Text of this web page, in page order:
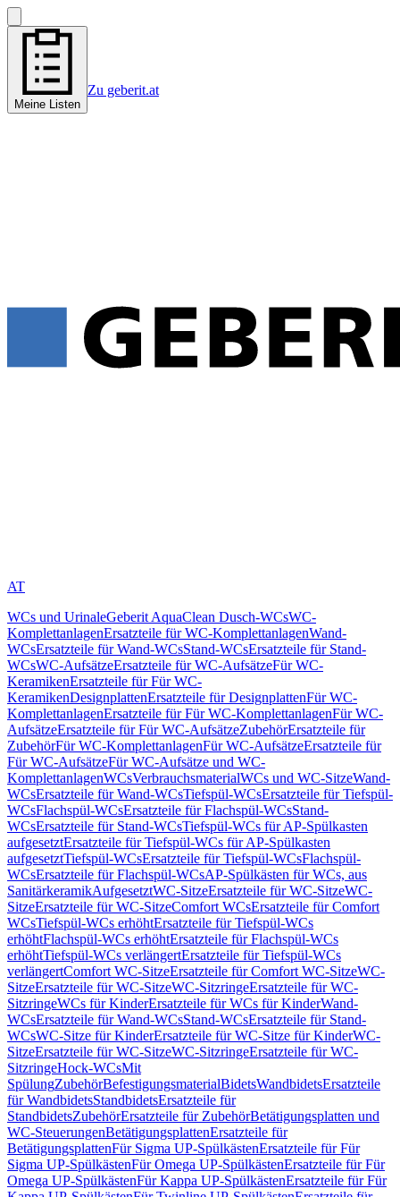
Meine Listen
Zu geberit.at
AT
WCs und UrinaleGeberit AquaClean Dusch-WCsWC-
KomplettanlagenErsatzteile für WC-KomplettanlagenWand-
WCsErsatzteile für Wand-WCsStand-WCsErsatzteile für Stand-
WCsWC-AufsätzeErsatzteile für WC-AufsätzeFür WC-
KeramikenErsatzteile für Für WC-
KeramikenDesignplattenErsatzteile für DesignplattenFür WC-
KomplettanlagenErsatzteile für Für WC-KomplettanlagenFür WC-
AufsätzeErsatzteile für Für WC-AufsätzeZubehörErsatzteile für
ZubehörFür WC-KomplettanlagenFür WC-AufsätzeErsatzteile für
Für WC-AufsätzeFür WC-Aufsätze und WC-
KomplettanlagenWCsVerbrauchsmaterialWCs und WC-SitzeWand-
WCsErsatzteile für Wand-WCsTiefspül-WCsErsatzteile für Tiefspül-
WCsFlachspül-WCsErsatzteile für Flachspül-WCsStand-
WCsErsatzteile für Stand-WCsTiefspül-WCs für AP-Spülkasten
aufgesetztErsatzteile für Tiefspül-WCs für AP-Spülkasten
aufgesetztTiefspül-WCsErsatzteile für Tiefspül-WCsFlachspül-
WCsErsatzteile für Flachspül-WCsAP-Spülkästen für WCs, aus
SanitärkeramikAufgesetztWC-SitzeErsatzteile für WC-SitzeWC-
SitzeErsatzteile für WC-SitzeComfort WCsErsatzteile für Comfort
WCsTiefspül-WCs erhöhtErsatzteile für Tiefspül-WCs
erhöhtFlachspül-WCs erhöhtErsatzteile für Flachspül-WCs
erhöhtTiefspül-WCs verlängertErsatzteile für Tiefspül-WCs
verlängertComfort WC-SitzeErsatzteile für Comfort WC-SitzeWC-
SitzeErsatzteile für WC-SitzeWC-SitzringeErsatzteile für WC-
SitzringeWCs für KinderErsatzteile für WCs für KinderWand-
WCsErsatzteile für Wand-WCsStand-WCsErsatzteile für Stand-
WCsWC-Sitze für KinderErsatzteile für WC-Sitze für KinderWC-
SitzeErsatzteile für WC-SitzeWC-SitzringeErsatzteile für WC-
SitzringeHock-WCsMit
SpülungZubehörBefestigungsmaterialBidetsWandbidetsErsatzteile
für WandbidetsStandbidetsErsatzteile für
StandbidetsZubehörErsatzteile für ZubehörBetätigungsplatten und
WC-SteuerungenBetätigungsplattenErsatzteile für
BetätigungsplattenFür Sigma UP-SpülkästenErsatzteile für Für
Sigma UP-SpülkästenFür Omega UP-SpülkästenErsatzteile für Für
Omega UP-SpülkästenFür Kappa UP-SpülkästenErsatzteile für Für